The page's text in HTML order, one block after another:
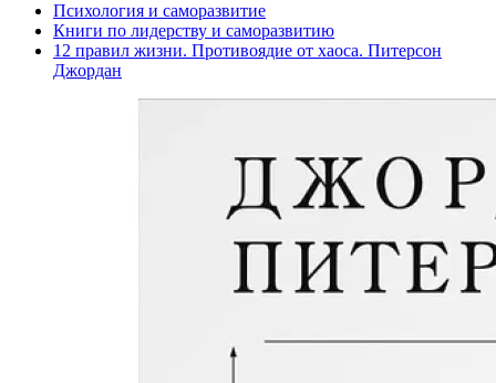
Психология и саморазвитие
Книги по лидерству и саморазвитию
12 правил жизни. Противоядие от хаоса. Питерсон
Джордан